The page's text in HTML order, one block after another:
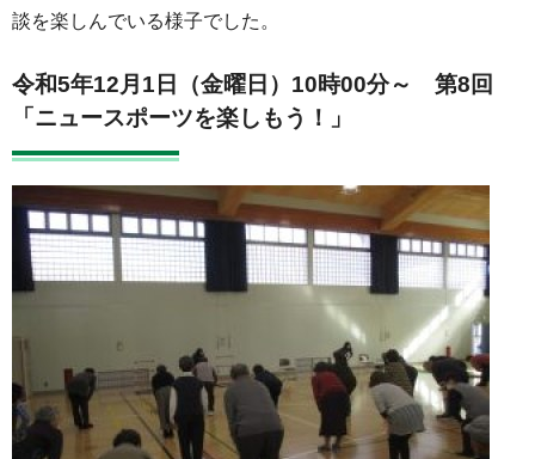
談を楽しんでいる様子でした。
令和5年12月1日（金曜日）10時00分～ 第8回
「ニュースポーツを楽しもう！」